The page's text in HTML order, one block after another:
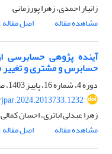
زانیار احمدی، زهرا پورزمانی
مشاهده مقاله
اصل مقاله
آینده پژوهی حسابرسی
حسابرس و مشتری و
دوره 4، شماره 16، پاییز 1403، صفحه
زهرا عبدلی اباتری، احسان
مشاهده مقاله
اصل مقاله